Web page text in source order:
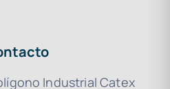
Industrial Catex